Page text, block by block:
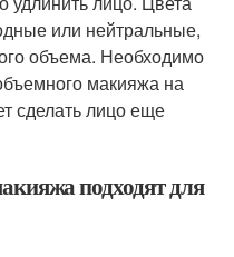
или нейтральные,
объема. Необходимо
макияжа на
сделать лицо еще
подходят для